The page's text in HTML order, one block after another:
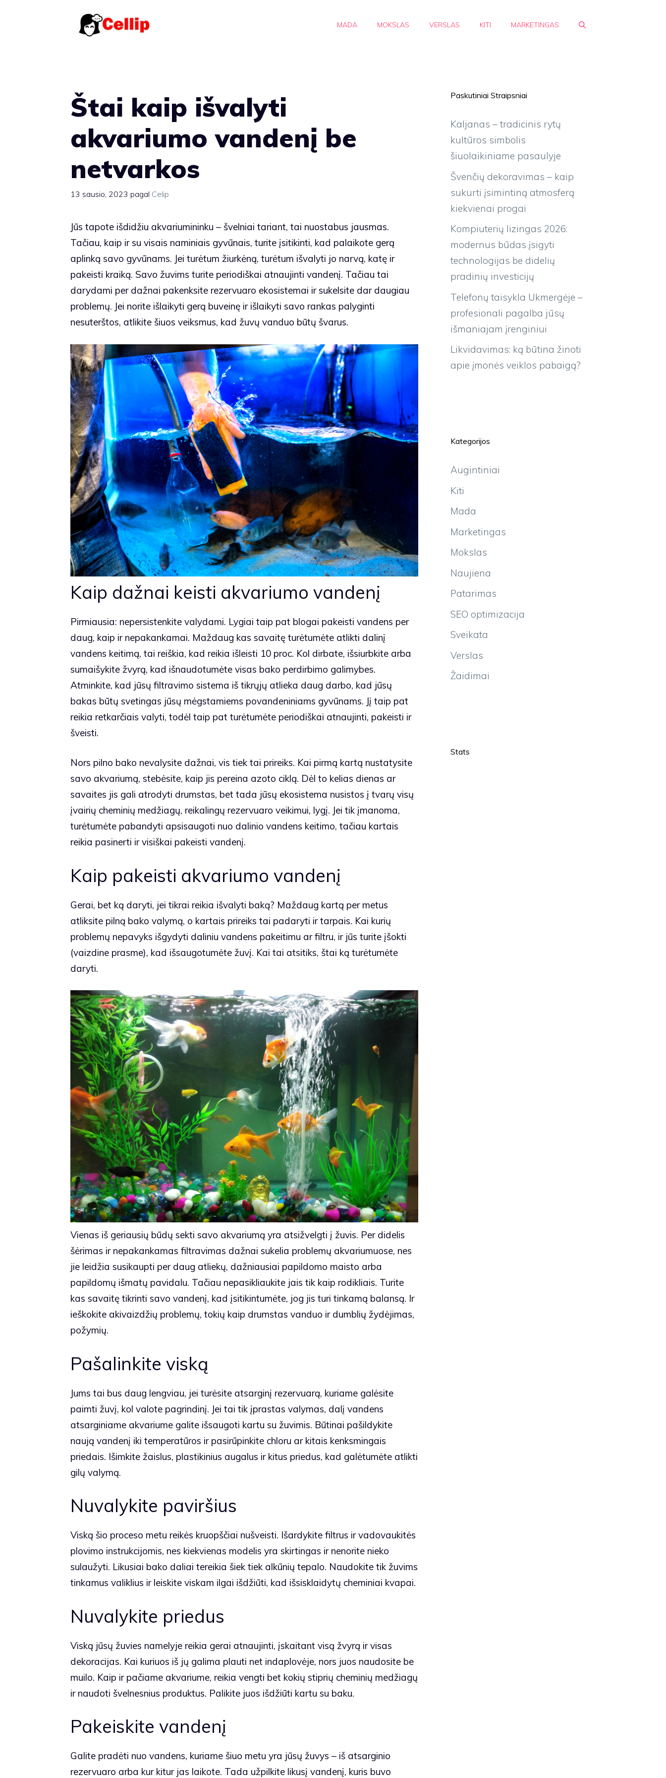
MADA MOKSLAS VERSLAS KITI MARKETINGAS
Štai kaip išvalyti
akvariumo vandenį be
netvarkos
13 sausio, 2023 pagal Celip
Jūs tapote išdidžiu akvariumininku – švelniai tariant, tai nuostabus jausmas.
Tačiau, kaip ir su visais naminiais gyvūnais, turite įsitikinti, kad palaikote gerą
aplinką savo gyvūnams. Jei turėtum žiurkėną, turėtum išvalyti jo narvą, katę ir
pakeisti kraiką. Savo žuvims turite periodiškai atnaujinti vandenį. Tačiau tai
darydami per dažnai pakenksite rezervuaro ekosistemai ir sukelsite dar daugiau
problemų. Jei norite išlaikyti gerą buveinę ir išlaikyti savo rankas palyginti
nesuterštos, atlikite šiuos veiksmus, kad žuvų vanduo būtų švarus.
Kaip dažnai keisti akvariumo vandenį
Pirmiausia: nepersistenkite valydami. Lygiai taip pat blogai pakeisti vandens per
daug, kaip ir nepakankamai. Maždaug kas savaitę turėtumėte atlikti dalinį
vandens keitimą, tai reiškia, kad reikia išleisti 10 proc. Kol dirbate, išsiurbkite arba
sumaišykite žvyrą, kad išnaudotumėte visas bako perdirbimo galimybes.
Atminkite, kad jūsų filtravimo sistema iš tikrųjų atlieka daug darbo, kad jūsų
bakas būtų svetingas jūsų mėgstamiems povandeniniams gyvūnams. Jį taip pat
reikia retkarčiais valyti, todėl taip pat turėtumėte periodiškai atnaujinti, pakeisti ir
šveisti.
Nors pilno bako nevalysite dažnai, vis tiek tai prireiks. Kai pirmą kartą nustatysite
savo akvariumą, stebėsite, kaip jis pereina azoto ciklą. Dėl to kelias dienas ar
savaites jis gali atrodyti drumstas, bet tada jūsų ekosistema nusistos į tvarų visų
įvairių cheminių medžiagų, reikalingų rezervuaro veikimui, lygį. Jei tik įmanoma,
turėtumėte pabandyti apsisaugoti nuo dalinio vandens keitimo, tačiau kartais
reikia pasinerti ir visiškai pakeisti vandenį.
Kaip pakeisti akvariumo vandenį
Gerai, bet ką daryti, jei tikrai reikia išvalyti baką? Maždaug kartą per metus
atliksite pilną bako valymą, o kartais prireiks tai padaryti ir tarpais. Kai kurių
problemų nepavyks išgydyti daliniu vandens pakeitimu ar filtru, ir jūs turite įšokti
(vaizdine prasme), kad išsaugotumėte žuvį. Kai tai atsitiks, štai ką turėtumėte
daryti.
Vienas iš geriausių būdų sekti savo akvariumą yra atsižvelgti į žuvis. Per didelis
šėrimas ir nepakankamas filtravimas dažnai sukelia problemų akvariumuose, nes
jie leidžia susikaupti per daug atliekų, dažniausiai papildomo maisto arba
papildomų išmatų pavidalu. Tačiau nepasikliaukite jais tik kaip rodikliais. Turite
kas savaitę tikrinti savo vandenį, kad įsitikintumėte, jog jis turi tinkamą balansą. Ir
ieškokite akivaizdžių problemų, tokių kaip drumstas vanduo ir dumblių žydėjimas,
požymių.
Pašalinkite viską
Jums tai bus daug lengviau, jei turėsite atsarginį rezervuarą, kuriame galėsite
paimti žuvį, kol valote pagrindinį. Jei tai tik įprastas valymas, dalį vandens
atsarginiame akvariume galite išsaugoti kartu su žuvimis. Būtinai pašildykite
naują vandenį iki temperatūros ir pasirūpinkite chloru ar kitais kenksmingais
priedais. Išimkite žaislus, plastikinius augalus ir kitus priedus, kad galėtumėte atlikti
gilų valymą.
Nuvalykite paviršius
Viską šio proceso metu reikės kruopščiai nušveisti. Išardykite filtrus ir vadovaukitės
plovimo instrukcijomis, nes kiekvienas modelis yra skirtingas ir nenorite nieko
sulaužyti. Likusiai bako daliai tereikia šiek tiek alkūnių tepalo. Naudokite tik žuvims
tinkamus valiklius ir leiskite viskam ilgai išdžiūti, kad išsisklaidytų cheminiai kvapai.
Nuvalykite priedus
Viską jūsų žuvies namelyje reikia gerai atnaujinti, įskaitant visą žvyrą ir visas
dekoracijas. Kai kuriuos iš jų galima plauti net indaplovėje, nors juos naudosite be
muilo. Kaip ir pačiame akvariume, reikia vengti bet kokių stiprių cheminių medžiagų
ir naudoti švelnesnius produktus. Palikite juos išdžiūti kartu su baku.
Pakeiskite vandenį
Galite pradėti nuo vandens, kuriame šiuo metu yra jūsų žuvys – iš atsarginio
rezervuaro arba kur kitur jas laikote. Tada užpilkite likusį vandenį, kuris buvo
Paskutiniai Straipsniai
Kaljanas – tradicinis rytų
kultūros simbolis
šiuolaikiniame pasaulyje
Švenčių dekoravimas – kaip
sukurti įsimintiną atmosferą
kiekvienai progai
Kompiuterių lizingas 2026:
modernus būdas įsigyti
technologijas be didelių
pradinių investicijų
Telefonų taisykla Ukmergėje –
profesionali pagalba jūsų
išmaniajam įrenginiui
Likvidavimas: ką būtina žinoti
apie įmonės veiklos pabaigą?
Kategorijos
Augintiniai
Kiti
Mada
Marketingas
Mokslas
Naujiena
Patarimas
SEO optimizacija
Sveikata
Verslas
Žaidimai
Stats